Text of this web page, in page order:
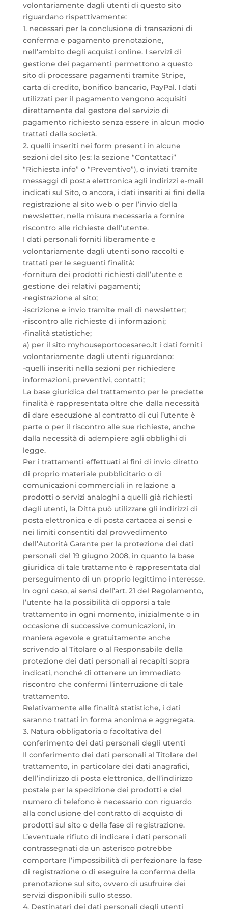
volontariamente dagli utenti di questo sito
riguardano rispettivamente:
1. necessari per la conclusione di transazioni di
conferma e pagamento prenotazione,
nell’ambito degli acquisti online. I servizi di
gestione dei pagamenti permettono a questo
sito di processare pagamenti tramite Stripe,
carta di credito, bonifico bancario, PayPal. I dati
utilizzati per il pagamento vengono acquisiti
direttamente dal gestore del servizio di
pagamento richiesto senza essere in alcun modo
trattati dalla società.
2. quelli inseriti nei form presenti in alcune
sezioni del sito (es: la sezione “Contattaci”
“Richiesta info” o “Preventivo”), o inviati tramite
messaggi di posta elettronica agli indirizzi e-mail
indicati sul Sito, o ancora, i dati inseriti ai fini della
registrazione al sito web o per l’invio della
newsletter, nella misura necessaria a fornire
riscontro alle richieste dell’utente.
I dati personali forniti liberamente e
volontariamente dagli utenti sono raccolti e
trattati per le seguenti finalità:
•fornitura dei prodotti richiesti dall’utente e
gestione dei relativi pagamenti;
•registrazione al sito;
•iscrizione e invio tramite mail di newsletter;
•riscontro alle richieste di informazioni;
•finalità statistiche;
a) per il sito myhouseportocesareo.it i dati forniti
volontariamente dagli utenti riguardano:
-quelli inseriti nella sezioni per richiedere
informazioni, preventivi, contatti;
La base giuridica del trattamento per le predette
finalità è rappresentata oltre che dalla necessità
di dare esecuzione al contratto di cui l’utente è
parte o per il riscontro alle sue richieste, anche
dalla necessità di adempiere agli obblighi di
legge.
Per i trattamenti effettuati ai fini di invio diretto
di proprio materiale pubblicitario o di
comunicazioni commerciali in relazione a
prodotti o servizi analoghi a quelli già richiesti
dagli utenti, la Ditta può utilizzare gli indirizzi di
posta elettronica e di posta cartacea ai sensi e
nei limiti consentiti dal provvedimento
dell’Autorità Garante per la protezione dei dati
personali del 19 giugno 2008, in quanto la base
giuridica di tale trattamento è rappresentata dal
perseguimento di un proprio legittimo interesse.
In ogni caso, ai sensi dell’art. 21 del Regolamento,
l’utente ha la possibilità di opporsi a tale
trattamento in ogni momento, inizialmente o in
occasione di successive comunicazioni, in
maniera agevole e gratuitamente anche
scrivendo al Titolare o al Responsabile della
protezione dei dati personali ai recapiti sopra
indicati, nonché di ottenere un immediato
riscontro che confermi l’interruzione di tale
trattamento.
Relativamente alle finalità statistiche, i dati
saranno trattati in forma anonima e aggregata.
3. Natura obbligatoria o facoltativa del
conferimento dei dati personali degli utenti
Il conferimento dei dati personali al Titolare del
trattamento, in particolare dei dati anagrafici,
dell’indirizzo di posta elettronica, dell’indirizzo
postale per la spedizione dei prodotti e del
numero di telefono è necessario con riguardo
alla conclusione del contratto di acquisto di
prodotti sul sito o della fase di registrazione.
L’eventuale rifiuto di indicare i dati personali
contrassegnati da un asterisco potrebbe
comportare l’impossibilità di perfezionare la fase
di registrazione o di eseguire la conferma della
prenotazione sul sito, ovvero di usufruire dei
servizi disponibili sullo stesso.
4. Destinatari dei dati personali degli utenti